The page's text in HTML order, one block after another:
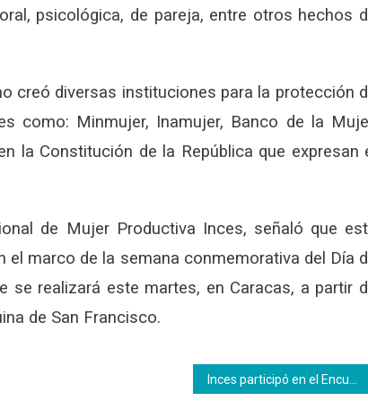
psicológica, de pareja, entre otros hechos
creó diversas instituciones para la protección
como: Minmujer, Inamujer, Banco de la
la Constitución de la República que expresan
de Mujer Productiva Inces, señaló que
marco de la semana conmemorativa del Día
se realizará este martes, en Caracas, a partir
de San Francisco.